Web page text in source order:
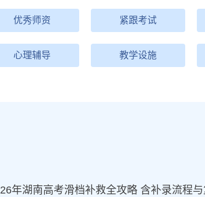
优秀师资 紧跟考试
心理辅导 教学设施
年湖南高考滑档补救全攻略 含补录流程与